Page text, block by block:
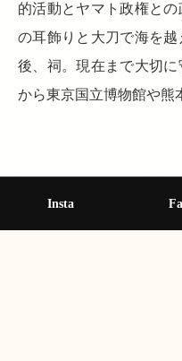
的活動とヤマト政権と
の耳飾りと大刀で海を
後、祠。現在まで大切
から東京国立博物館や熊
Insta